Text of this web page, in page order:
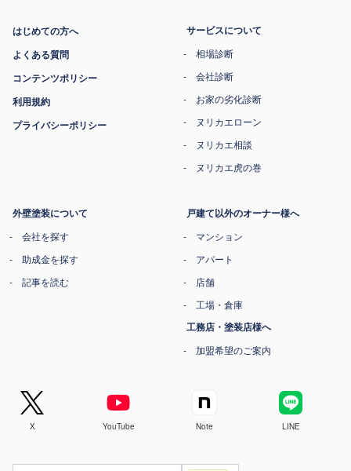
はじめての方へ
よくある質問
コンテンツポリシー
利用規約
プライバシーポリシー
サービスについて
相場診断
会社診断
お家の劣化診断
ヌリカエローン
ヌリカエ相談
ヌリカエ虎の巻
外壁塗装について
会社を探す
助成金を探す
記事を読む
戸建て以外のオーナー様へ
マンション
アパート
店舗
工場・倉庫
工務店・塗装店様へ
加盟希望のご案内
X YouTube Note LINE